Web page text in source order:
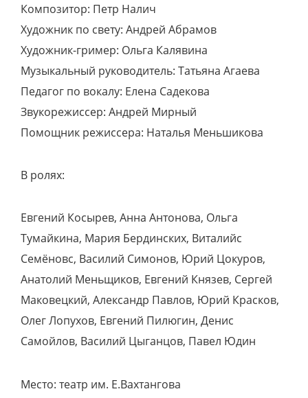
Композитор: Петр Налич
Художник по свету: Андрей Абрамов
Художник-гример: Ольга Калявина
Музыкальный руководитель: Татьяна Агаева
Педагог по вокалу: Елена Садекова
Звукорежиссер: Андрей Мирный
Помощник режиссера: Наталья Меньшикова
В ролях:
Евгений Косырев, Анна Антонова, Ольга
Тумайкина, Мария Бердинских, Виталийс
Семёновс, Василий Симонов, Юрий Цокуров,
Анатолий Меньщиков, Евгений Князев, Сергей
Маковецкий, Александр Павлов, Юрий Красков,
Олег Лопухов, Евгений Пилюгин, Денис
Самойлов, Василий Цыганцов, Павел Юдин
Место: театр им. Е.Вахтангова